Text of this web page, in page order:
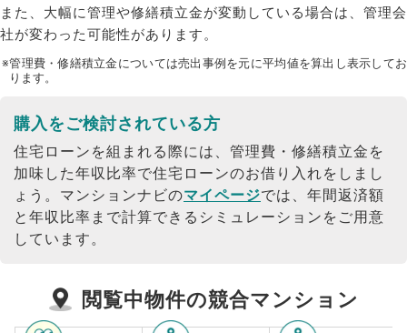
また、大幅に管理や修繕積立金が変動している場合は、管理会
社が変わった可能性があります。
※管理費・修繕積立金については売出事例を元に平均値を算出し表示してお
ります。
購入をご検討されている方
住宅ローンを組まれる際には、管理費・修繕積立金を
加味した年収比率で住宅ローンのお借り入れをしまし
ょう。 マンションナビのマイページでは、年間返済額
と年収比率まで計算できるシミュレーションをご用意
しています。
閲覧中物件の競合マンション